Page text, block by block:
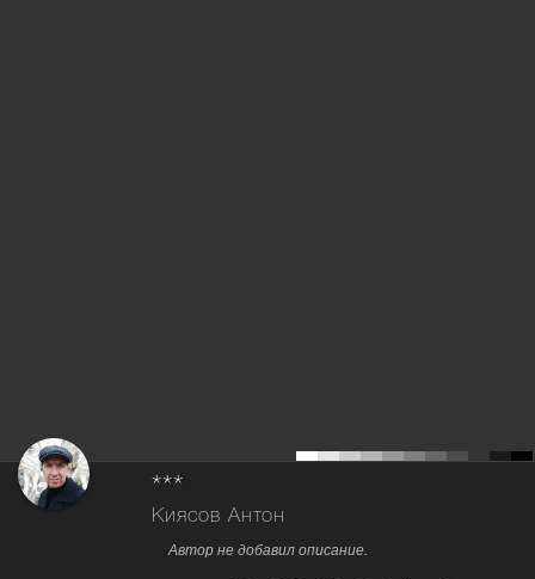
***
Киясов Антон
Автор не добавил описание.